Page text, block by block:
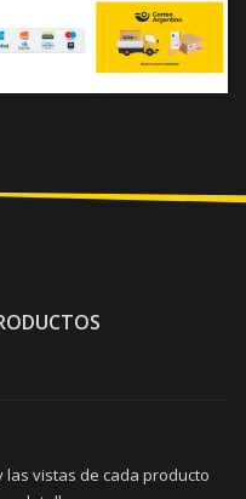
vistas de cada producto